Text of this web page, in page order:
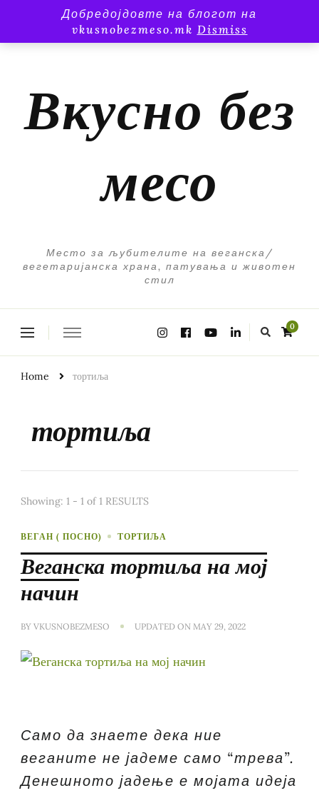
Добредојдовте на блогот на
vkusnobezmeso.mk Dismiss
Вкусно без
месо
Место за љубителите на веганска/
вегетаријанска храна, патувања и животен
стил
0
Home тортиља
тортиља
Showing: 1 - 1 of 1 RESULTS
ВЕГАН ( ПОСНО) ТОРТИЉА
Веганска тортиља на мој
начин
BY VKUSNOBEZMESO UPDATED ON MAY 29, 2022
Само да знаете дека ние
веганите не јадеме само “трева”.
Денешното јадење е мојата идеја